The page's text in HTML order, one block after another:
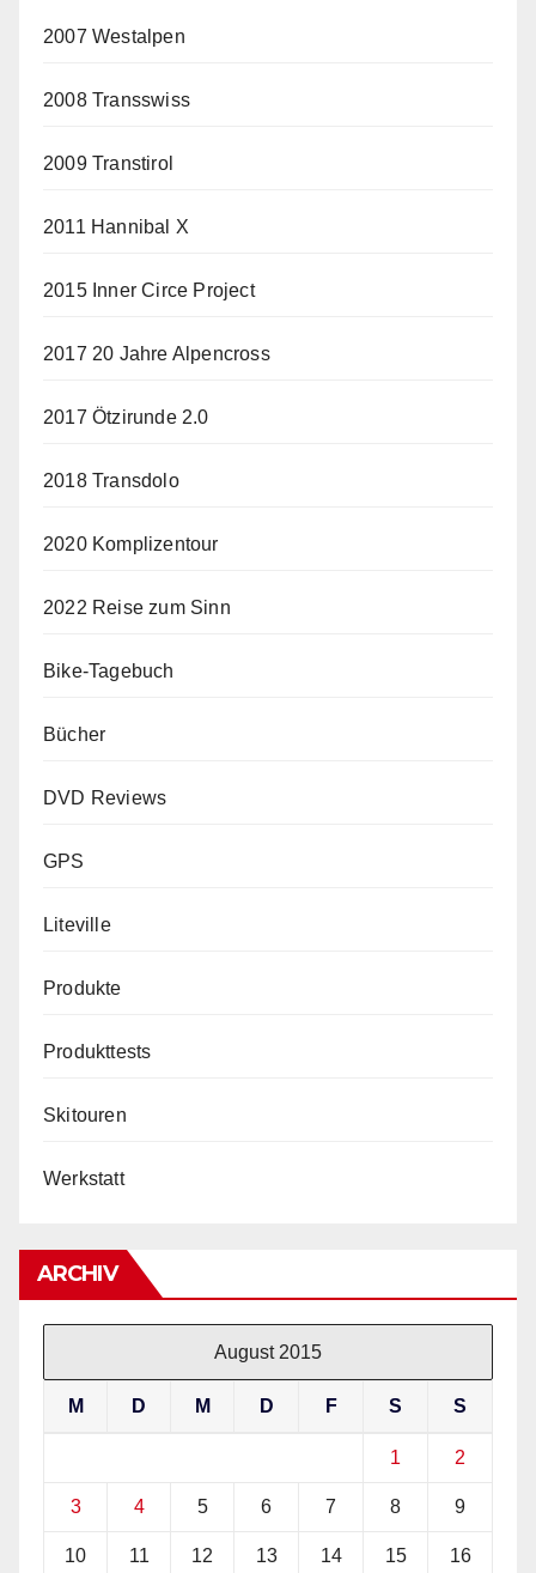
2007 Westalpen
2008 Transswiss
2009 Transtirol
2011 Hannibal X
2015 Inner Circe Project
2017 20 Jahre Alpencross
2017 Ötzirunde 2.0
2018 Transdolo
2020 Komplizentour
2022 Reise zum Sinn
Bike-Tagebuch
Bücher
DVD Reviews
GPS
Liteville
Produkte
Produkttests
Skitouren
Werkstatt
ARCHIV
August 2015
M D M D F S S
1 2
3 4 5 6 7 8 9
10 11 12 13 14 15 16